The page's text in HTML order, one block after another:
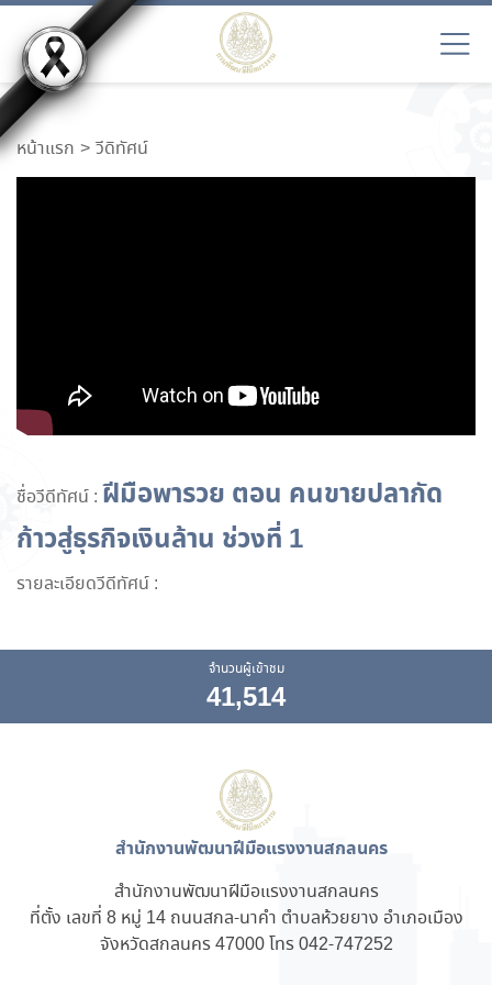
หน้าแรก วีดิทัศน์
ชื่อวีดีทัศน์ : ฝีมือพารวย ตอน คนขายปลากัด
ก้าวสู่ธุรกิจเงินล้าน ช่วงที่ 1
รายละเอียดวีดีทัศน์ :
จำนวนผู้เข้าชม
41,514
สำนักงานพัฒนาฝีมือแรงงานสกลนคร
สำนักงานพัฒนาฝีมือแรงงานสกลนคร
ที่ตั้ง เลขที่ 8 หมู่ 14 ถนนสกล-นาคำ ตำบลห้วยยาง อำเภอเมือง
จังหวัดสกลนคร 47000 โทร 042-747252